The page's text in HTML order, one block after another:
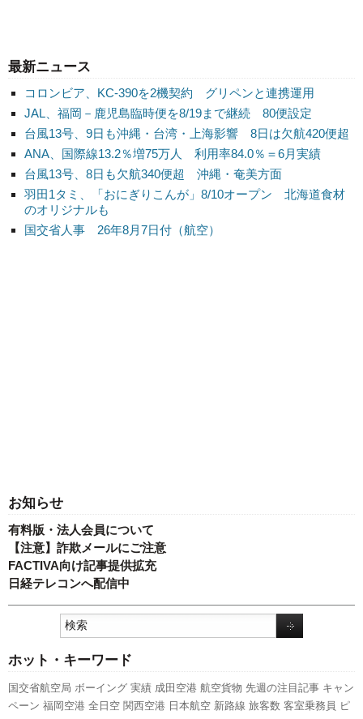
最新ニュース
コロンビア、KC-390を2機契約 グリペンと連携運用
JAL、福岡－鹿児島臨時便を8/19まで継続 80便設定
台風13号、9日も沖縄・台湾・上海影響 8日は欠航420便超
ANA、国際線13.2％増75万人 利用率84.0％＝6月実績
台風13号、8日も欠航340便超 沖縄・奄美方面
羽田1タミ、「おにぎりこんが」8/10オープン 北海道食材
のオリジナルも
国交省人事 26年8月7日付（航空）
お知らせ
有料版・法人会員について
【注意】詐欺メールにご注意
FACTIVA向け記事提供拡充
日経テレコンへ配信中
ホット・キーワード
国交省航空局 ボーイング 実績 成田空港 航空貨物 先週の注目記事 キャン
ペーン 福岡空港 全日空 関西空港 日本航空 新路線 旅客数 客室乗務員 ピ